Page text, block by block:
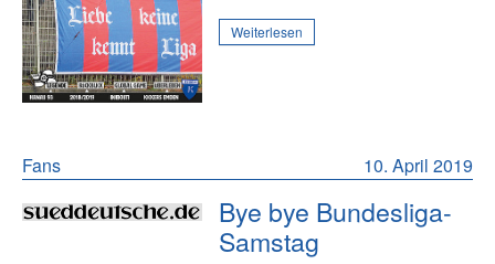
Weiterlesen
10. April 2019
Fans
Bye bye Bundesliga-
Samstag